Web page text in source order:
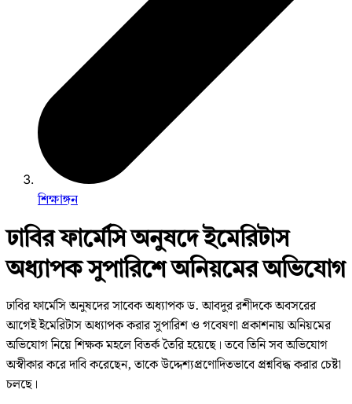
শিক্ষাঙ্গন
ঢাবির ফার্মেসি অনুষদে ইমেরিটাস
অধ্যাপক সুপারিশে অনিয়মের অভিযোগ
ঢাবির ফার্মেসি অনুষদের সাবেক অধ্যাপক ড. আবদুর রশীদকে অবসরের
আগেই ইমেরিটাস অধ্যাপক করার সুপারিশ ও গবেষণা প্রকাশনায় অনিয়মের
অভিযোগ নিয়ে শিক্ষক মহলে বিতর্ক তৈরি হয়েছে। তবে তিনি সব অভিযোগ
অস্বীকার করে দাবি করেছেন, তাকে উদ্দেশ্যপ্রণোদিতভাবে প্রশ্নবিদ্ধ করার চেষ্টা
চলছে।